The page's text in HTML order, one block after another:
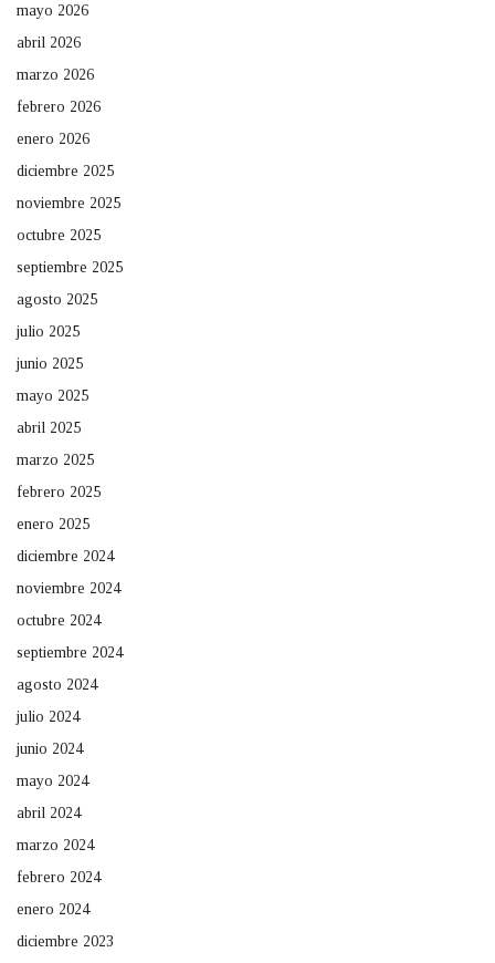
mayo 2026
abril 2026
marzo 2026
febrero 2026
enero 2026
diciembre 2025
noviembre 2025
octubre 2025
septiembre 2025
agosto 2025
julio 2025
junio 2025
mayo 2025
abril 2025
marzo 2025
febrero 2025
enero 2025
diciembre 2024
noviembre 2024
octubre 2024
septiembre 2024
agosto 2024
julio 2024
junio 2024
mayo 2024
abril 2024
marzo 2024
febrero 2024
enero 2024
diciembre 2023